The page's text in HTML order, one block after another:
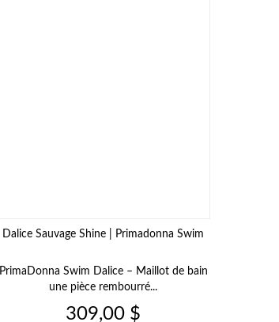
Dalice Sauvage Shine | Primadonna Swim
PrimaDonna Swim Dalice – Maillot de bain
une pièce rembourré...
Prix
309,00 $